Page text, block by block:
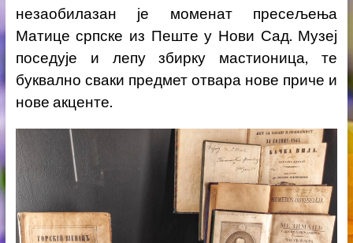
незаобилазан је моменат пресељења
Матице српске из Пеште у Нови Сад. Музеј
поседује и лепу збирку мастионица, те
буквално сваки предмет отвара нове приче и
нове акценте.